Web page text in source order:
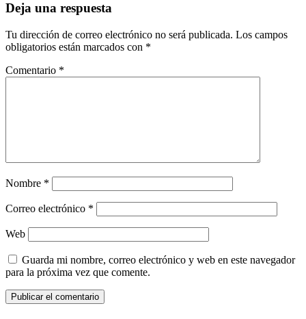
Deja una respuesta
Tu dirección de correo electrónico no será publicada. Los campos
obligatorios están marcados con *
Comentario *
Nombre *
Correo electrónico *
Web
Guarda mi nombre, correo electrónico y web en este navegador
para la próxima vez que comente.